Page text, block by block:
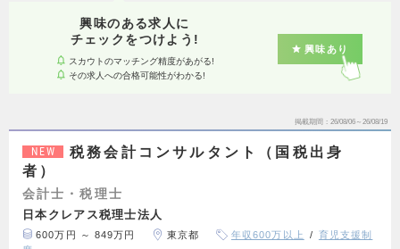
興味のある求人に
チェックをつけよう!
スカウトのマッチング精度があがる!
その求人への合格可能性がわかる!
興味あり
掲載期間 26/08/06～26/08/19
NEW
税務会計コンサルタント（国税出身
者）
会計士・税理士
日本クレアス税理士法人
600万円 ～ 849万円 東京都 年収600万以上
育児支援制